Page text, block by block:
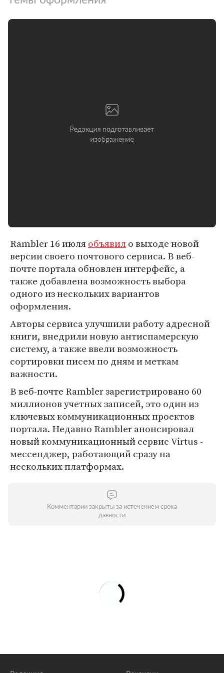
Rambler 16 июляобъявило выходе новой
версии своего почтового сервиса. В веб-
почте портала обновлен интерфейс, а
также добавлена возможность выбора
одного из нескольких вариантов
оформления.
Авторы сервиса улучшили работу адресной
книги, внедрили новую антиспамерскую
систему, а также ввели возможность
сортировки писем по дням и меткам
важности.
В веб-почте Rambler зарегистрировано 60
миллионов учетных записей, это один из
ключевых коммуникационных проектов
портала. Недавно Rambler анонсировал
новый коммуникационный сервис Virtus -
мессенджер, работающий сразу на
нескольких платформах.
Комментарии закрыты за истечением срока
давности